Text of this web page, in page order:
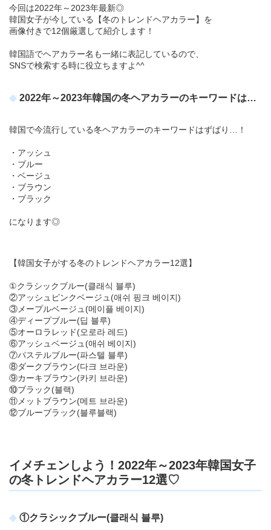
今回は2022年～2023年最新◎
韓国女子が今している【冬のトレンドヘアカラー】を
画像付きで12個厳選して紹介します！
韓国語でヘアカラー名も一緒に表記しているので、
SNSで検索する時に役立ちますよ^^
2022年～2023年韓国の冬ヘアカラーのキーワードは…
韓国で今流行している冬ヘアカラーのキーワードはずばり…！
・アッシュ
・ブルー
・ベージュ
・ブラウン
・ブラック
になります◎
【韓国女子がする冬のトレンドヘアカラー12選】
①クラシックブルー(클래식 블루)
②アッシュピンクベージュ(애쉬 핑크 베이지)
③メープルベージュ(메이플 베이지)
④ディープブルー(딥 블루)
⑤オーロラレッド(오로라 레드)
⑥アッシュベージュ(애쉬 베이지)
⑦パステルブルー(파스텔 블루)
⑧ダークブラウン(다크 브라운)
⑨カーキブラウン(카키 브라운)
⑩ブラック(블랙)
⑪メットブラウン(메트 브라운)
⑫ブルーブラック(블루블랙)
イメチェンしよう！2022年～2023年韓国女子
の冬トレンドヘアカラー12選♡
①クラシックブルー(클래식 블루)